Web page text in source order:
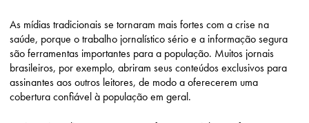
As mídias tradicionais se tornaram mais fortes com a crise na
saúde, porque o trabalho jornalístico sério e a informação segura
são ferramentas importantes para a população. Muitos jornais
brasileiros, por exemplo, abriram seus conteúdos exclusivos para
assinantes aos outros leitores, de modo a oferecerem uma
cobertura confiável à população em geral.